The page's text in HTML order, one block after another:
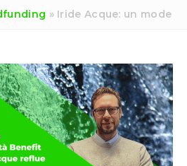
» Iride Acque: un